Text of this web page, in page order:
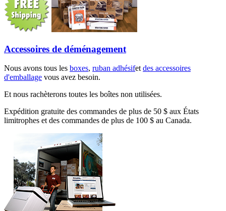
Accessoires de déménagement
Nous avons tous les boxes, ruban adhésifetdes accessoires
d'emballage vous avez besoin.
Et nous rachèterons toutes les boîtes non utilisées.
Expédition gratuite des commandes de plus de 50 $ aux États
limitrophes et des commandes de plus de 100 $ au Canada.